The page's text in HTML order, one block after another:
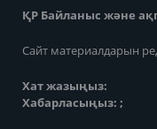
ҚР Байланыс және
Сайт материалдарын
Хат жазыңыз:
Хабарласыңыз: ;